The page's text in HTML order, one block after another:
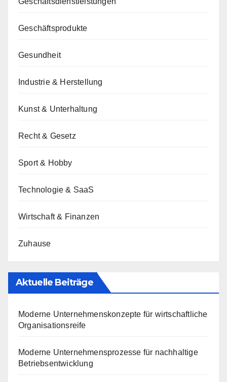
Geschäftsprodukte
Gesundheit
Industrie & Herstellung
Kunst & Unterhaltung
Recht & Gesetz
Sport & Hobby
Technologie & SaaS
Wirtschaft & Finanzen
Zuhause
Aktuelle Beiträge
Moderne Unternehmenskonzepte für wirtschaftliche
Organisationsreife
Moderne Unternehmensprozesse für nachhaltige
Betriebsentwicklung